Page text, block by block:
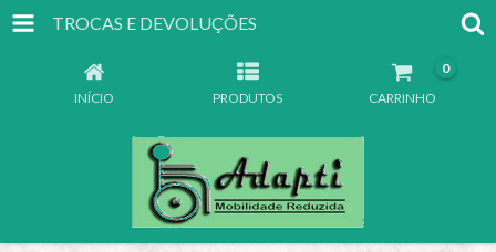
TROCAS E DEVOLUÇÕES
INÍCIO PRODUTOS CARRINHO
0